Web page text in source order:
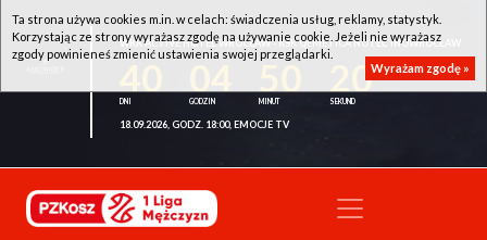
WKK ACTIVE HOTEL WROCŁAW - KSK QEMETICA NOTEĆ INOWROCŁAW
20
18.09.2026, GODZ. 18:00, EMOCJE TV
Ta strona używa cookies m.in. w celach: świadczenia usług, reklamy, statystyk.
Korzystając ze strony wyrażasz zgodę na używanie cookie. Jeżeli nie wyrażasz
zgody powinieneś zmienić ustawienia swojej przeglądarki.
Wyrażam zgodę »